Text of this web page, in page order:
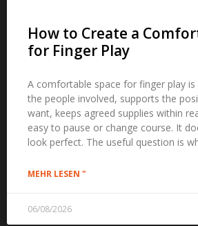
How to Create a
for Finger Play
A comfortable space for finger play
the people involved, supports the
want, keeps agreed supplies within
easy to pause or change course. It
look perfect. The useful question is
MEHR LESEN "
06/08/2026